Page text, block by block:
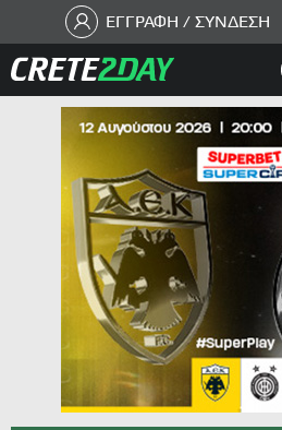
ΕΓΓΡΑΦΗ / ΣΥΝΔΕΣΗ